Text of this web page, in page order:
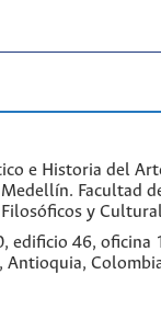
e Historia del
Facultad
y
edificio 46, oficina
Antioquia,